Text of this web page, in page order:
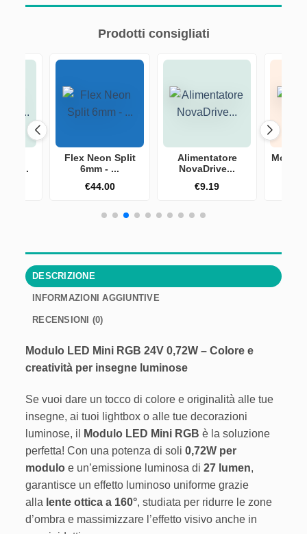
Prodotti consigliati
pe...
Flex Neon Split
6mm - ...
€44.00
Alimentatore
NovaDrive...
€9.19
DESCRIZIONE
INFORMAZIONI AGGIUNTIVE
RECENSIONI (0)
Modulo LED Mini RGB 24V 0,72W – Colore e
creatività per insegne luminose
Se vuoi dare un tocco di colore e originalità alle tue
insegne, ai tuoi lightbox o alle tue decorazioni
luminose, il
Modulo LED Mini RGB è la soluzione
perfetta! Con una potenza di soli0,72W per
modulo e un’emissione luminosa di27 lumen,
garantisce un effetto luminoso uniforme grazie
alla lente ottica a 160°, studiata per ridurre le zone
d’ombra e massimizzare l’effetto visivo anche in